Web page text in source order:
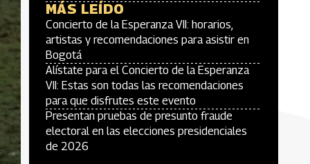
MÁS LEÍDO
Concierto de la Esperanza VII: horarios,
artistas y recomendaciones para asistir en
Bogotá
Alístate para el Concierto de la Esperanza
VII: Estas son todas las recomendaciones
para que disfrutes este evento
Presentan pruebas de presunto fraude
electoral en las elecciones presidenciales
de 2026